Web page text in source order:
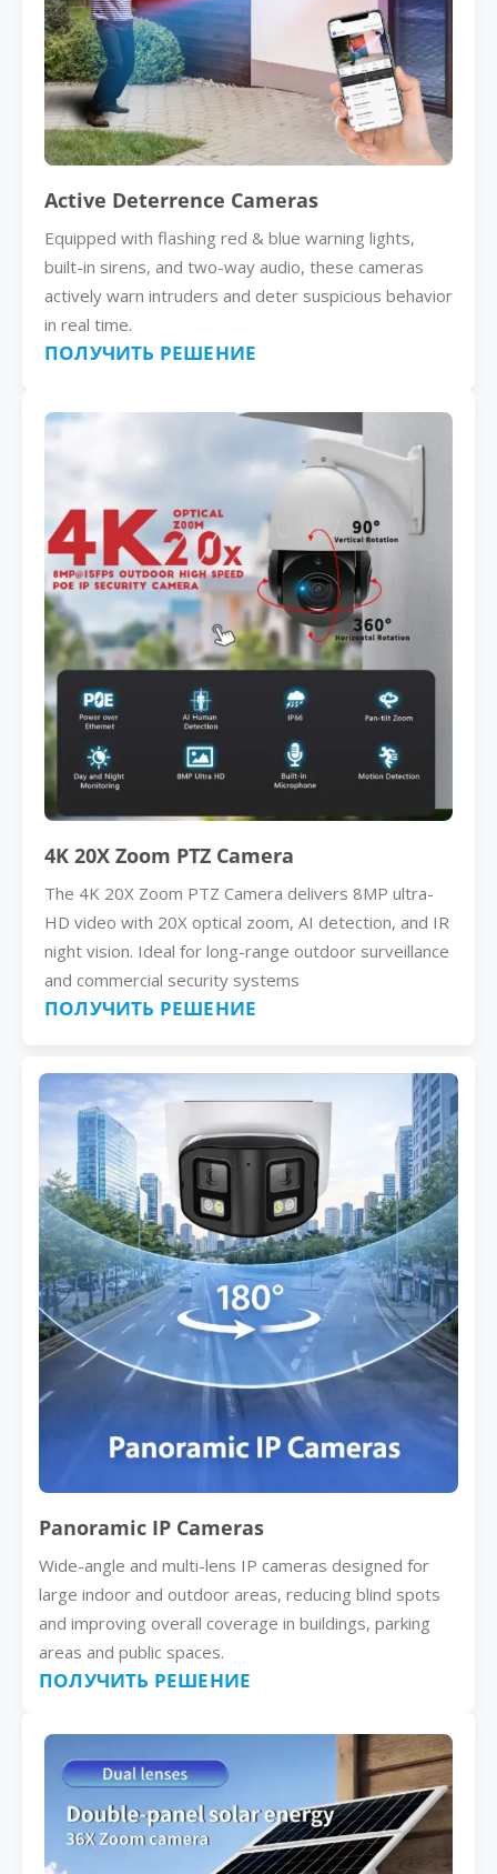
Active Deterrence Cameras
Equipped with flashing red & blue warning lights,
built-in sirens, and two-way audio, these cameras
actively warn intruders and deter suspicious behavior
in real time.
ПОЛУЧИТЬ РЕШЕНИЕ
4K 20X Zoom PTZ Camera
The 4K 20X Zoom PTZ Camera delivers 8MP ultra-
HD video with 20X optical zoom, AI detection, and IR
night vision. Ideal for long-range outdoor surveillance
and commercial security systems
ПОЛУЧИТЬ РЕШЕНИЕ
Panoramic IP Cameras
Wide-angle and multi-lens IP cameras designed for
large indoor and outdoor areas, reducing blind spots
and improving overall coverage in buildings, parking
areas and public spaces.
ПОЛУЧИТЬ РЕШЕНИЕ